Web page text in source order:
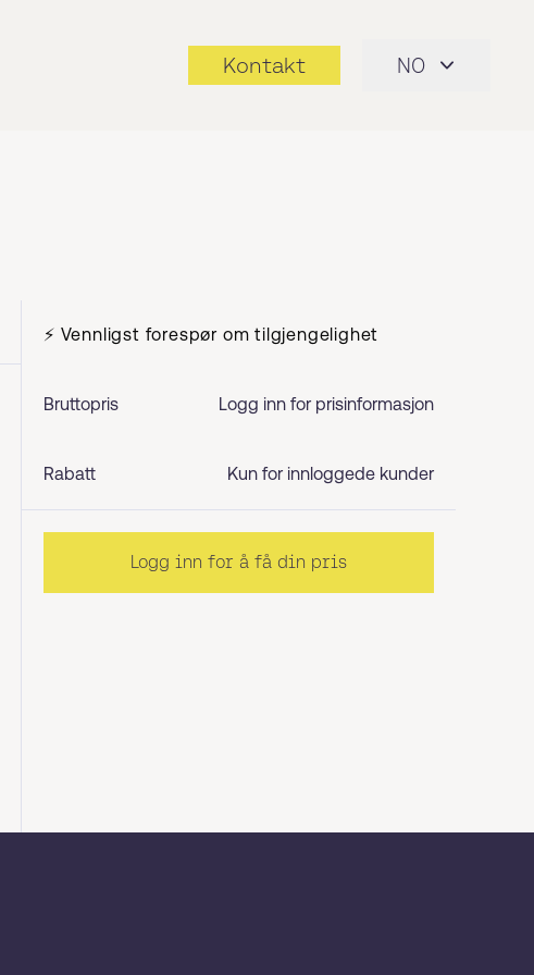
Kontakt NO
⚡ Vennligst forespør om tilgjengelighet
Bruttopris Logg inn for prisinformasjon
Rabatt Kun for innloggede kunder
Logg inn for å få din pris